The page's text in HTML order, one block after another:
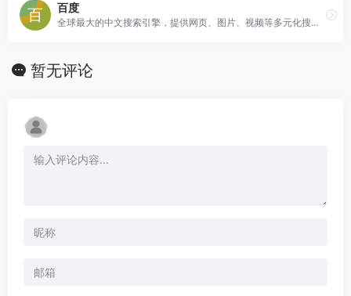
百度
全球最大的中文搜索引擎，提供网页、图片、视频等多元化搜索服务
暂无评论